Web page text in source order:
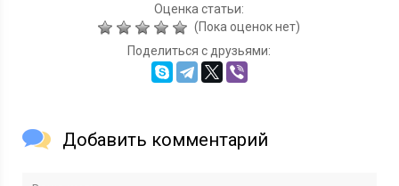
Оценка статьи:
(Пока оценок нет)
Поделиться с друзьями:
Добавить комментарий